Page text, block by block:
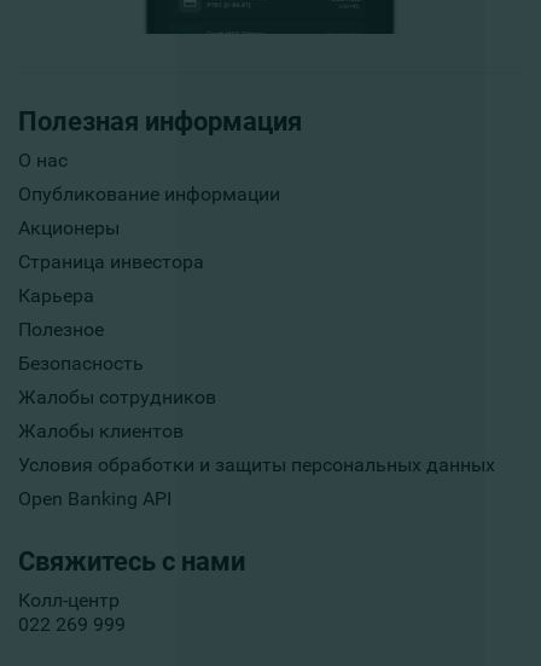
Полезная информация
О нас
Опубликование информации
Акционеры
Страница инвестора
Карьера
Полезное
Безопасность
Жалобы сотрудников
Жалобы клиентов
Условия обработки и защиты персональных данных
Open Banking API
Свяжитесь с нами
Колл-центр
022 269 999